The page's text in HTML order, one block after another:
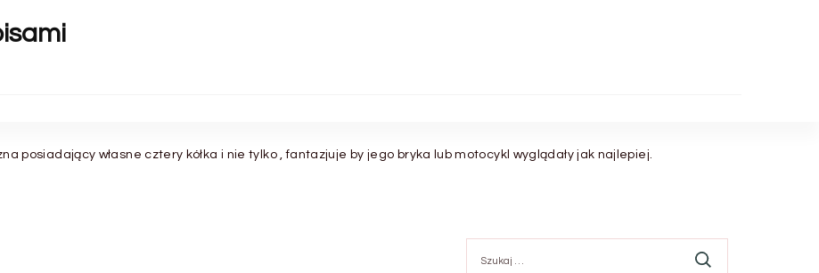
posiadający własne cztery kółka i nie tylko , fantazjuje by jego bryka lub motocykl wyglądały jak najlepiej.